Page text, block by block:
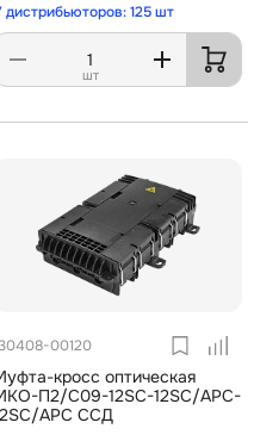
дистрибьюторов: 125 шт
шт
00120
кросс оптическая
П2/С09-12SC-12SC/APC-
APC ССД